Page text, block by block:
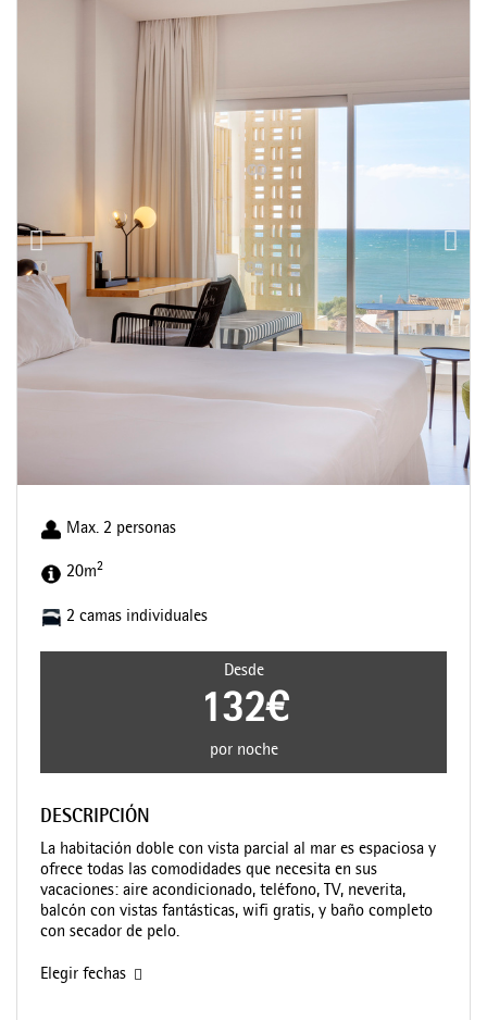
Max. 2 personas
20m2
2 camas individuales
Desde
132€
por noche
DESCRIPCIÓN
La habitación doble con vista parcial al mar es espaciosa y
ofrece todas las comodidades que necesita en sus
vacaciones: aire acondicionado, teléfono, TV, neverita,
balcón con vistas fantásticas, wifi gratis, y baño completo
con secador de pelo.
Elegir fechas